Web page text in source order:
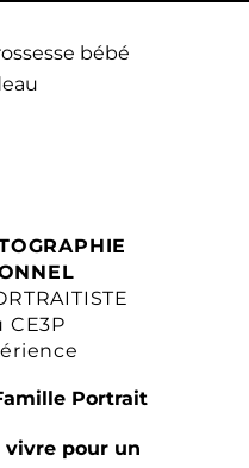
CE3P
Portrait
vivre pour un